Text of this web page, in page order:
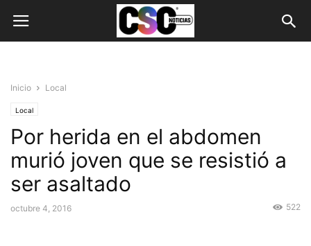
Inicio Local
Local
Por herida en el abdomen
murió joven que se resistió a
ser asaltado
octubre 4, 2016 522